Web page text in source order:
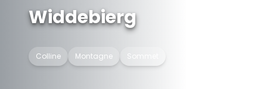
Widdebierg
Colline Montagne Sommet